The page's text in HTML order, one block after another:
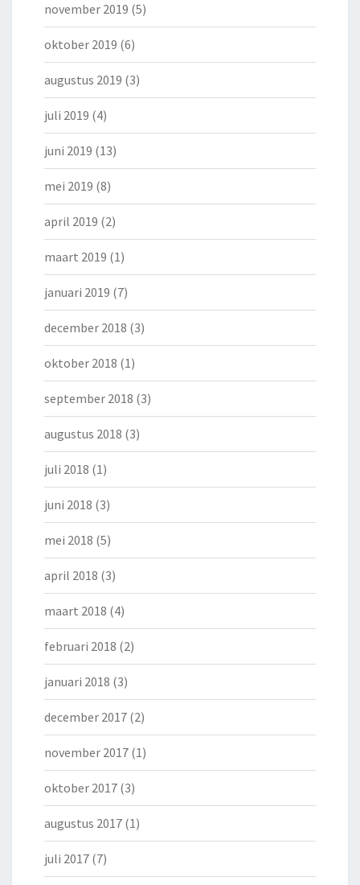
november 2019 (5)
oktober 2019 (6)
augustus 2019 (3)
juli 2019 (4)
juni 2019 (13)
mei 2019 (8)
april 2019 (2)
maart 2019 (1)
januari 2019 (7)
december 2018 (3)
oktober 2018 (1)
september 2018 (3)
augustus 2018 (3)
juli 2018 (1)
juni 2018 (3)
mei 2018 (5)
april 2018 (3)
maart 2018 (4)
februari 2018 (2)
januari 2018 (3)
december 2017 (2)
november 2017 (1)
oktober 2017 (3)
augustus 2017 (1)
juli 2017 (7)